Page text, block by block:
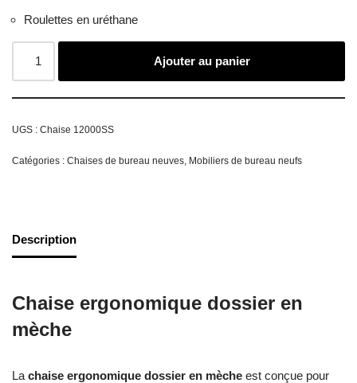
Roulettes en uréthane
Ajouter au panier
UGS : Chaise 12000SS
Catégories : Chaises de bureau neuves Mobiliers de bureau neufs
Description
Chaise ergonomique dossier en
mèche
La chaise ergonomique dossier en mèche est conçue pour